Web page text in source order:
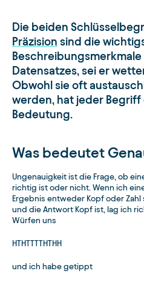
Die beiden
Präzision sind die
Datensatzes, sei er
Obwohl sie oft
werden, hat jeder
Bedeutung.
Was bedeutet
Ungenauigkeit ist die Frage, ob
richtig ist oder nicht. Wenn ich
Ergebnis entweder Kopf oder
und die Antwort Kopf ist, lag ich
Würfen uns
HTHTTTTHTHH
und ich habe getippt